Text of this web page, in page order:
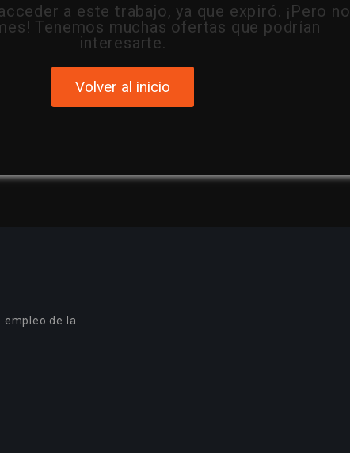
a este trabajo, ya que expiró. ¡Pero no
Tenemos muchas ofertas que podrían
interesarte.
Volver al inicio
empleo de la